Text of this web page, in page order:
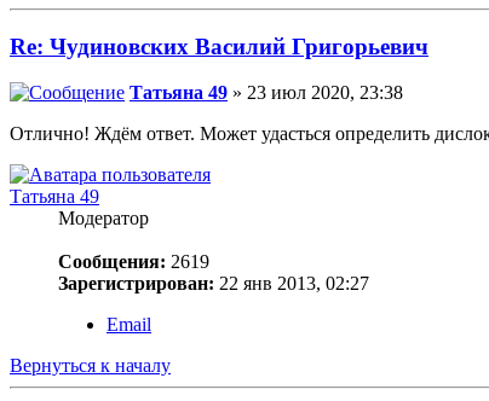
Re: Чудиновских Василий Григорьевич
Татьяна 49 » 23 июл 2020, 23:38
Отлично! Ждём ответ. Может удасться определить
Татьяна 49
Модератор
Сообщения: 2619
Зарегистрирован: 22 янв 2013, 02:27
Email
Вернуться к началу